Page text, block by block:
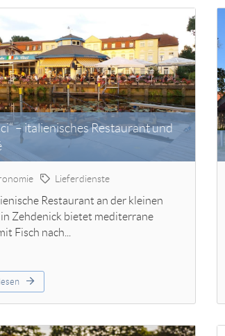
– italienisches Restaurant und
Lieferdienste
Restaurant an der kleinen
Zehdenick bietet mediterrane
Fisch nach...